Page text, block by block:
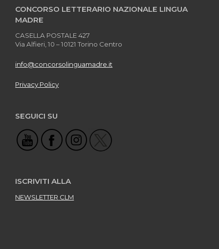
CONCORSO LETTERARIO NAZIONALE LINGUA
MADRE
CASELLA POSTALE 427
Via Alfieri, 10 – 10121 Torino Centro
info@concorsolinguamadre.it
Privacy Policy
SEGUICI SU
ISCRIVITI ALLA
NEWSLETTER CLM